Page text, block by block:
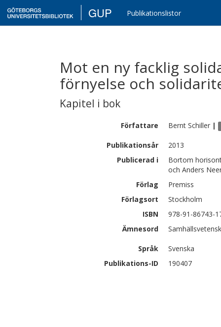
GUP Publikationslistor
Mot en ny facklig
förnyelse och
Kapitel i bok
Författare Bernt Schiller |
Publikationsår
2013
Publicerad i
Bortom
och Anders
Förlag
Premiss
Förlagsort
Stockholm
ISBN
978-91-86743-
Ämnesord
Språk
Svenska
Publikations-ID
190407